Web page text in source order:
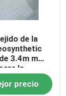
de la
3.4m m
la
de
precio